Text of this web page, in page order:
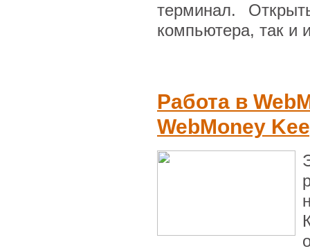
терминал.
компьютера, так и
Работа в
WebMoney